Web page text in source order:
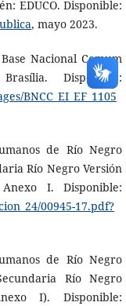
EDUCO. Disponible:
, mayo 2023.
Nacional Comum
Disponible:
BNCC_EI_EF_1105
de Río Negro
Río Negro Versión
Anexo I. Disponible:
00945-17.pdf?
de Río Negro
Río Negro
I). Disponible: